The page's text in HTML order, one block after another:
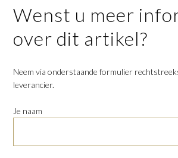
Wenst u meer
over dit artikel?
Neem via onderstaande formulier
leverancier.
Je naam